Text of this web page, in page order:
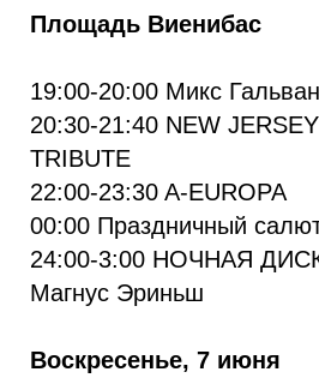
Площадь Виенибас
19:00-20:00 Микс
20:30-21:40 NEW
TRIBUTE
22:00-23:30 A-EUROPA
00:00 Праздничный
24:00-3:00 НОЧНАЯ
Магнус Эриньш
Воскресенье, 7 июня